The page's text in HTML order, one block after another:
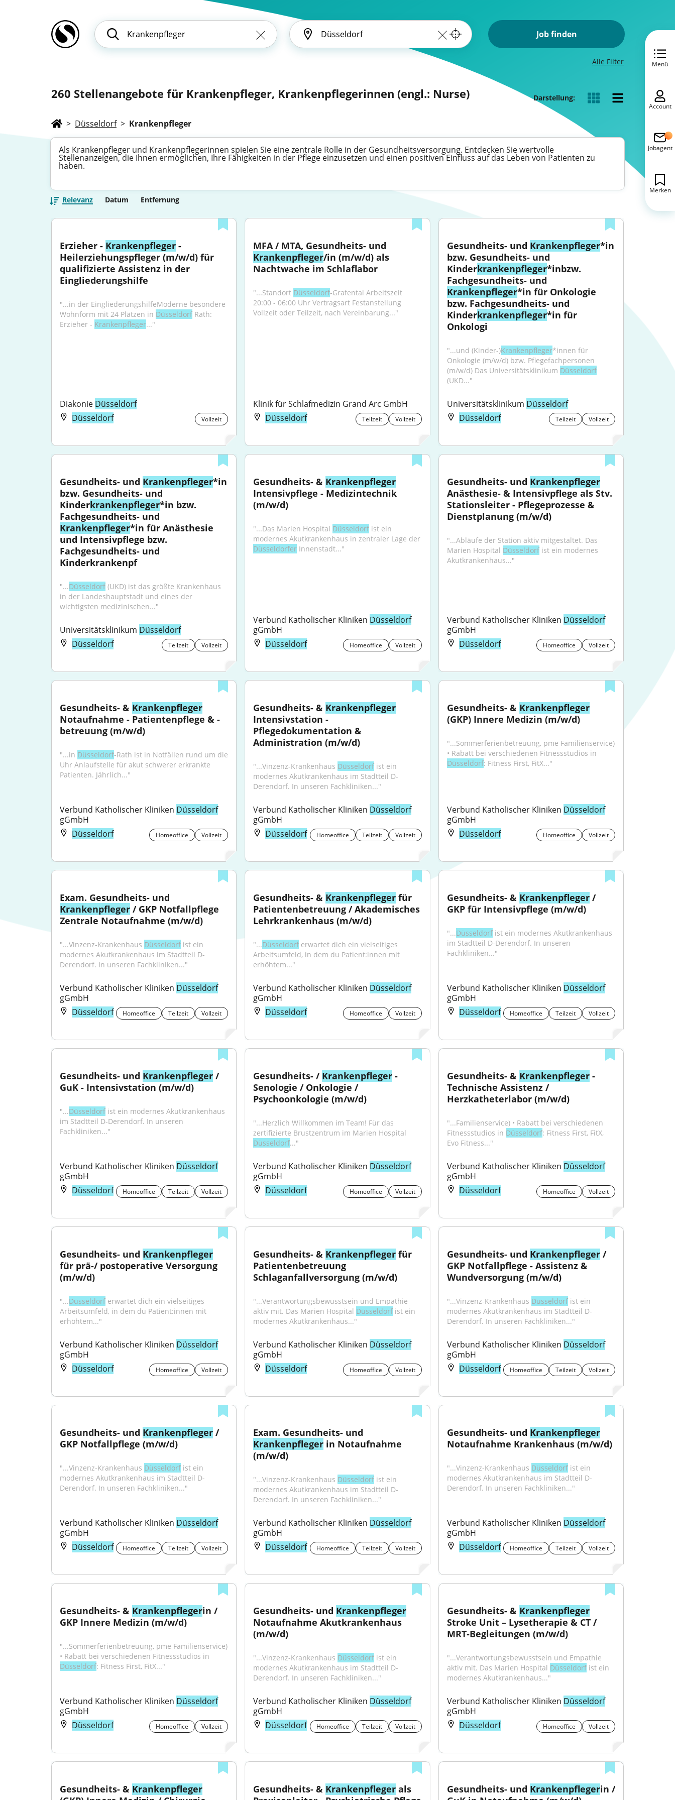
Job finden
Alle Filter
260 Stellenangebote für Krankenpfleger, Krankenpflegerinnen (engl.: Nurse) Darstellung:
> Düsseldorf > Krankenpfleger
Als Krankenpfleger und Krankenpflegerinnen spielen Sie eine zentrale Rolle in der Gesundheitsversorgung. Entdecken Sie wertvolle
Stellenanzeigen, die Ihnen ermöglichen, Ihre Fähigkeiten in der Pflege einzusetzen und einen positiven Einfluss auf das Leben von Patienten zu
haben.
Relevanz Datum Entfernung
Erzieher - Krankenpfleger -
Heilerziehungspfleger (m/w/d) für
qualifizierte Assistenz in der
Eingliederungshilfe
"...in der EingliederungshilfeModerne besondere
Wohnform mit 24 Plätzen in Düsseldorf Rath:
Erzieher - Krankenpfleger..."
Diakonie Düsseldorf
Düsseldorf
Vollzeit
Krankenpfleger/in (m/w/d) als
Nachtwache im Schlaflabor
"...Standort Düsseldorf-Grafental Arbeitszeit
20:00 - 06:00 Uhr Vertragsart Festanstellung
Vollzeit oder Teilzeit, nach Vereinbarung..."
Klinik für Schlafmedizin Grand Arc GmbH
Düsseldorf
Teilzeit Vollzeit
Gesundheits- und Krankenpfleger*in
bzw. Gesundheits- und
Kinderkrankenpfleger*inbzw.
Krankenpfleger*in für Onkologie
bzw. Fachgesundheits- und
Kinderkrankenpfleger*in für
Onkologi
"...und (Kinder-)Krankenpfleger*innen für
Onkologie (m/w/d) bzw. Pflegefachpersonen
(m/w/d) Das Universitätsklinikum Düsseldorf
(UKD..."
Universitätsklinikum Düsseldorf
Düsseldorf
Teilzeit Vollzeit
Gesundheits- und Krankenpfleger*in
bzw. Gesundheits- und
Kinderkrankenpfleger*in bzw.
Krankenpfleger*in für Anästhesie
und Intensivpflege bzw.
Fachgesundheits- und
Kinderkrankenpf
"...Düsseldorf (UKD) ist das größte Krankenhaus
in der Landeshauptstadt und eines der
wichtigsten medizinischen..."
Universitätsklinikum Düsseldorf
Düsseldorf
Teilzeit Vollzeit
Gesundheits- & Krankenpfleger
Intensivpflege - Medizintechnik
(m/w/d)
"...Das Marien Hospital Düsseldorf ist ein
Düsseldorfer Innenstadt..."
Verbund Katholischer Kliniken Düsseldorf
gGmbH
Düsseldorf
Homeoffice Vollzeit
Gesundheits- und Krankenpfleger
Anästhesie- & Intensivpflege als Stv.
Stationsleiter - Pflegeprozesse &
Dienstplanung (m/w/d)
"...Abläufe der Station aktiv mitgestaltet. Das
Marien Hospital Düsseldorf ist ein modernes
Akutkrankenhaus..."
Verbund Katholischer Kliniken Düsseldorf
gGmbH
Düsseldorf
Homeoffice Vollzeit
Gesundheits- & Krankenpfleger
Notaufnahme - Patientenpflege & -
betreuung (m/w/d)
"...in Düsseldorf-Rath ist in Notfällen rund um die
Uhr Anlaufstelle für akut schwerer erkrankte
Patienten. Jährlich..."
Verbund Katholischer Kliniken Düsseldorf
gGmbH
Düsseldorf
Homeoffice Vollzeit
Gesundheits- & Krankenpfleger
Intensivstation -
Pflegedokumentation &
Administration (m/w/d)
"...Vinzenz-Krankenhaus Düsseldorf ist ein
modernes Akutkrankenhaus im Stadtteil D-
Derendorf. In unseren Fachkliniken..."
Verbund Katholischer Kliniken Düsseldorf
gGmbH
Düsseldorf
Homeoffice Teilzeit Vollzeit
Gesundheits- & Krankenpfleger
(GKP) Innere Medizin (m/w/d)
"...Sommerferienbetreuung, pme Familienservice)
Düsseldorf: Fitness First, FitX..."
Verbund Katholischer Kliniken Düsseldorf
gGmbH
Düsseldorf
Homeoffice Vollzeit
Krankenpfleger / GKP Notfallpflege
Zentrale Notaufnahme (m/w/d)
"...Vinzenz-Krankenhaus Düsseldorf ist ein
modernes Akutkrankenhaus im Stadtteil D-
Derendorf. In unseren Fachkliniken..."
Verbund Katholischer Kliniken Düsseldorf
gGmbH
Düsseldorf
Homeoffice Teilzeit Vollzeit
Gesundheits- & Krankenpfleger für
Patientenbetreuung / Akademisches
Lehrkrankenhaus (m/w/d)
"...Düsseldorf erwartet dich ein vielseitiges
Arbeitsumfeld, in dem du Patient:innen mit
erhöhtem..."
Verbund Katholischer Kliniken Düsseldorf
gGmbH
Düsseldorf
Homeoffice Vollzeit
Gesundheits- & Krankenpfleger /
GKP für Intensivpflege (m/w/d)
"...Düsseldorf ist ein modernes Akutkrankenhaus
im Stadtteil D-Derendorf. In unseren
Fachkliniken..."
Verbund Katholischer Kliniken Düsseldorf
gGmbH
Düsseldorf
Homeoffice Teilzeit Vollzeit
Gesundheits- und Krankenpfleger /
GuK - Intensivstation (m/w/d)
"...Düsseldorf ist ein modernes Akutkrankenhaus
im Stadtteil D-Derendorf. In unseren
Fachkliniken..."
Verbund Katholischer Kliniken Düsseldorf
gGmbH
Düsseldorf
Homeoffice Teilzeit Vollzeit
Gesundheits- / Krankenpfleger -
Senologie / Onkologie /
Psychoonkologie (m/w/d)
"...Herzlich Willkommen im Team! Für das
Düsseldorf..."
Verbund Katholischer Kliniken Düsseldorf
gGmbH
Düsseldorf
Homeoffice Vollzeit
Gesundheits- & Krankenpfleger -
Technische Assistenz /
Herzkatheterlabor (m/w/d)
"...Familienservice) • Rabatt bei verschiedenen
Fitnessstudios in Düsseldorf: Fitness First, FitX,
Evo Fitness..."
Verbund Katholischer Kliniken Düsseldorf
gGmbH
Düsseldorf
Homeoffice Vollzeit
Gesundheits- und Krankenpfleger
für prä‑/ postoperative Versorgung
(m/w/d)
"...Düsseldorf erwartet dich ein vielseitiges
Arbeitsumfeld, in dem du Patient:innen mit
erhöhtem..."
Verbund Katholischer Kliniken Düsseldorf
gGmbH
Düsseldorf
Homeoffice Vollzeit
Gesundheits- & Krankenpfleger für
Patientenbetreuung
Schlaganfallversorgung (m/w/d)
"...Verantwortungsbewusstsein und Empathie
aktiv mit. Das Marien Hospital Düsseldorf ist ein
modernes Akutkrankenhaus..."
Verbund Katholischer Kliniken Düsseldorf
gGmbH
Düsseldorf
Homeoffice Vollzeit
Gesundheits- und Krankenpfleger /
GKP Notfallpflege - Assistenz &
Wundversorgung (m/w/d)
"...Vinzenz-Krankenhaus Düsseldorf ist ein
modernes Akutkrankenhaus im Stadtteil D-
Derendorf. In unseren Fachkliniken..."
Verbund Katholischer Kliniken Düsseldorf
gGmbH
Düsseldorf
Homeoffice Teilzeit Vollzeit
Gesundheits- und Krankenpfleger /
GKP Notfallpflege (m/w/d)
"...Vinzenz-Krankenhaus Düsseldorf ist ein
modernes Akutkrankenhaus im Stadtteil D-
Derendorf. In unseren Fachkliniken..."
Verbund Katholischer Kliniken Düsseldorf
gGmbH
Düsseldorf
Homeoffice Teilzeit Vollzeit
Krankenpfleger in Notaufnahme
(m/w/d)
"...Vinzenz-Krankenhaus Düsseldorf ist ein
modernes Akutkrankenhaus im Stadtteil D-
Derendorf. In unseren Fachkliniken..."
Verbund Katholischer Kliniken Düsseldorf
gGmbH
Düsseldorf
Homeoffice Teilzeit Vollzeit
Gesundheits- und Krankenpfleger
Notaufnahme Krankenhaus (m/w/d)
"...Vinzenz-Krankenhaus Düsseldorf ist ein
modernes Akutkrankenhaus im Stadtteil D-
Derendorf. In unseren Fachkliniken..."
Verbund Katholischer Kliniken Düsseldorf
gGmbH
Düsseldorf
Homeoffice Teilzeit Vollzeit
Gesundheits- & Krankenpflegerin /
GKP Innere Medizin (m/w/d)
"...Sommerferienbetreuung, pme Familienservice)
Düsseldorf: Fitness First, FitX..."
Verbund Katholischer Kliniken Düsseldorf
gGmbH
Düsseldorf
Homeoffice Vollzeit
Gesundheits- und Krankenpfleger
Notaufnahme Akutkrankenhaus
(m/w/d)
"...Vinzenz-Krankenhaus Düsseldorf ist ein
modernes Akutkrankenhaus im Stadtteil D-
Derendorf. In unseren Fachkliniken..."
Verbund Katholischer Kliniken Düsseldorf
gGmbH
Düsseldorf
Homeoffice Teilzeit Vollzeit
Gesundheits- & Krankenpfleger
Stroke Unit – Lysetherapie & CT /
MRT‑Begleitungen (m/w/d)
"...Verantwortungsbewusstsein und Empathie
aktiv mit. Das Marien Hospital Düsseldorf ist ein
modernes Akutkrankenhaus..."
Verbund Katholischer Kliniken Düsseldorf
gGmbH
Düsseldorf
Homeoffice Vollzeit
Gesundheits- & Krankenpfleger
Gesundheits- & Krankenpfleger als
Gesundheits- und Krankenpflegerin /
Menü
Account
Jobagent
Merken